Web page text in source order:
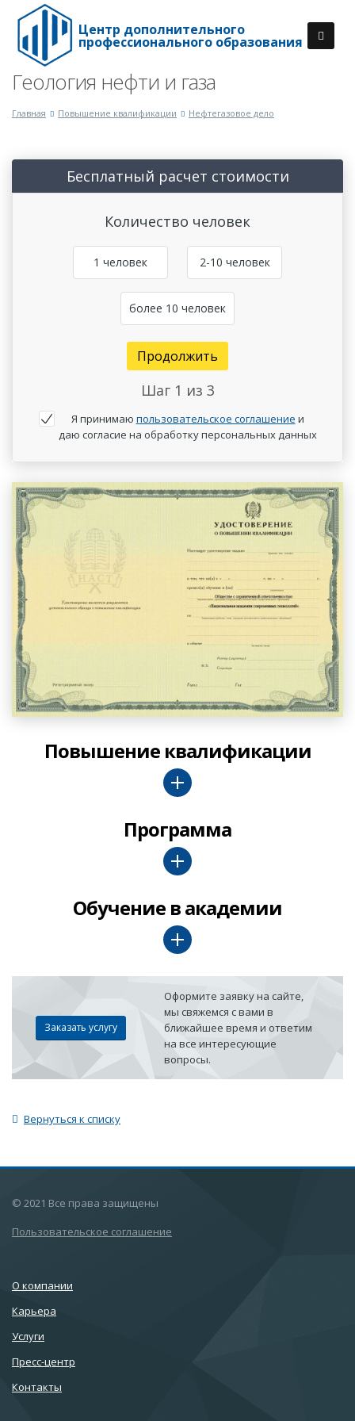
Центр дополнительного
профессионального образования
Геология нефти и газа
Главная Повышение квалификации Нефтегазовое дело
Бесплатный расчет стоимости
Количество человек
1 человек 2-10 человек
более 10 человек
Продолжить
Шаг 1 из 3
Я принимаю пользовательское соглашение и
даю согласие на обработку персональных данных
Повышение квалификации
Программа
Обучение в академии
Заказать услугу
Оформите заявку на сайте,
мы свяжемся с вами в
ближайшее время и ответим
на все интересующие
вопросы.
Вернуться к списку
© 2021 Все права защищены
Пользовательское соглашение
О компании
Карьера
Услуги
Пресс-центр
Контакты